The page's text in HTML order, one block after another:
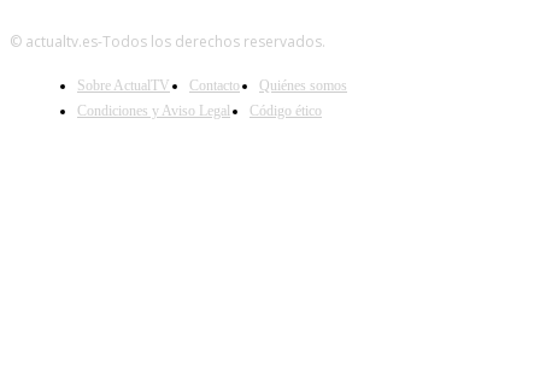
© actualtv.es-Todos los derechos reservados.
Sobre ActualTV Contacto
Quiénes somos
Condiciones y Aviso Legal
Código ético